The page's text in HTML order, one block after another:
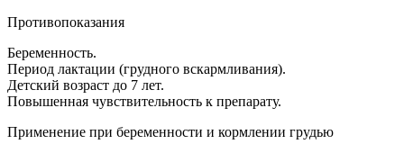
Противопоказания
Беременность.
Период лактации (грудного вскармливания).
Детский возраст до 7 лет.
Повышенная чувствительность к препарату.
Применение при беременности и кормлении грудью